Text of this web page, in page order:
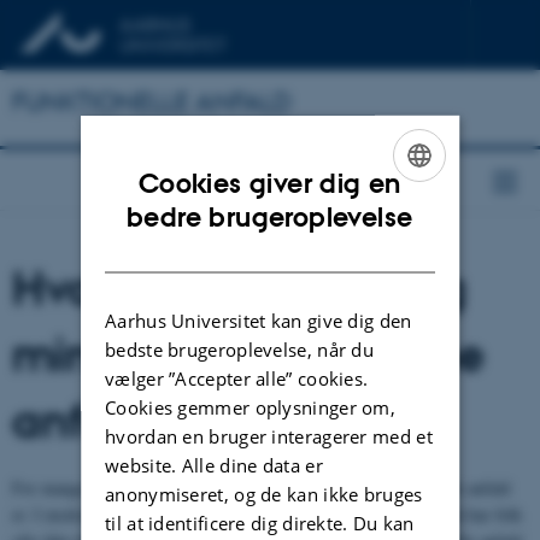
FUNKTIONELLE ANFALD
Hvordan forklarer jeg
mine venner om mine
anfald?
For mange unge kan det være svært at forklare, hvad funktionelle anfald
er. I modsætning til epilepsi eller angst, som mange kender til, så har folk
ENGLISH
Cookies giver dig en
bedre brugeroplevelse
Aarhus Universitet kan give dig den
bedste brugeroplevelse, når du
vælger ”Accepter alle” cookies.
Cookies gemmer oplysninger om,
hvordan en bruger interagerer med et
website. Alle dine data er
anonymiseret, og de kan ikke bruges
til at identificere dig direkte. Du kan